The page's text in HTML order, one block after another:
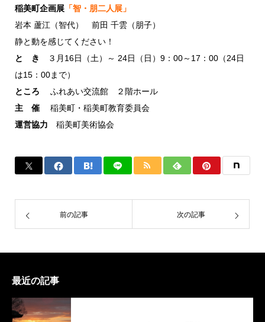
稲美町企画展 「智・朋二人展」
岩本 蘆江（智代） 前田 千雲（朋子）
静と動を感じてください！
と き
３月16日（土）～ 24日（日）9：00～17：00（24日
は15：00まで）
ところ ふれあい交流館 ２階ホール
主 催
稲美町・稲美町教育委員会
運営協力 稲美町美術協会
前の記事 次の記事
最近の記事